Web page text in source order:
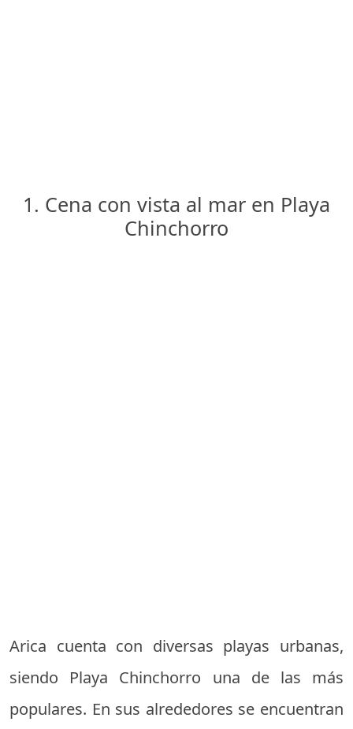
1. Cena con vista al mar en Playa
Chinchorro
Arica cuenta con diversas playas urbanas,
siendo Playa Chinchorro una de las más
populares. En sus alrededores se encuentran